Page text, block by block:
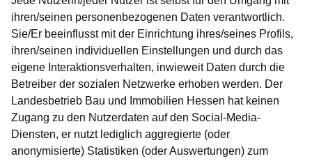
ihren/seinen personenbezogenen Daten verantwortlich.
Sie/Er beeinflusst mit der Einrichtung ihres/seines Profils,
ihren/seinen individuellen Einstellungen und durch das
eigene Interaktionsverhalten, inwieweit Daten durch die
Betreiber der sozialen Netzwerke erhoben werden. Der
Landesbetrieb Bau und Immobilien Hessen hat keinen
Zugang zu den Nutzerdaten auf den Social-Media-
Diensten, er nutzt lediglich aggregierte (oder
anonymisierte) Statistiken (oder Auswertungen) zum